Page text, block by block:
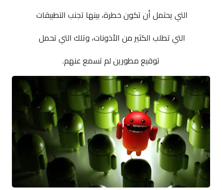
التي يحتمل أن تكون خطرة، بينها تجنب التطبيقات
التي تطلب الكثير من الأذونات، وتلك التي تحمل
توقيع مطورين لم تسمع عنهم.